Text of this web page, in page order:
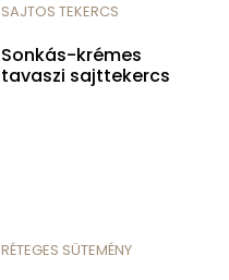
SAJTOS TEKERCS
Sonkás-krémes
tavaszi sajttekercs
RÉTEGES SÜTEMÉNY